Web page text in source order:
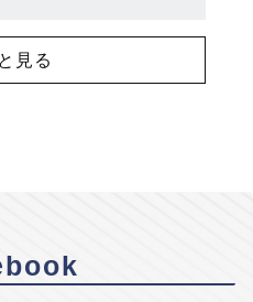
見る